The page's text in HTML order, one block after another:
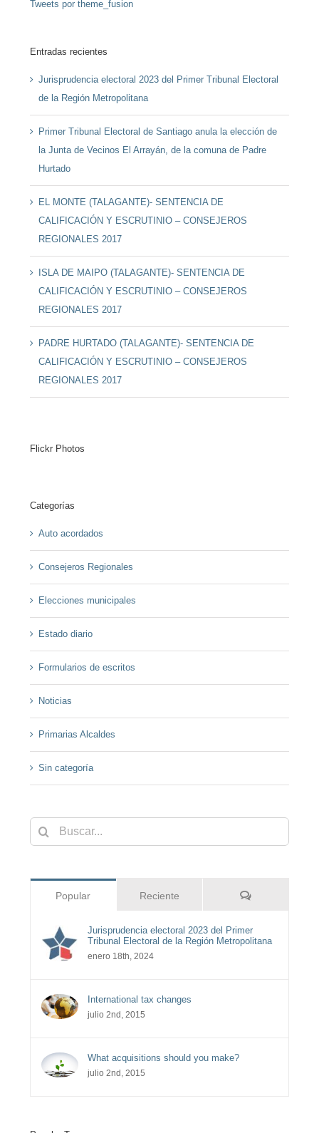
Tweets por theme_fusion
Entradas recientes
Jurisprudencia electoral 2023 del Primer Tribunal Electoral
de la Región Metropolitana
Primer Tribunal Electoral de Santiago anula la elección de
la Junta de Vecinos El Arrayán, de la comuna de Padre
Hurtado
EL MONTE (TALAGANTE)- SENTENCIA DE
CALIFICACIÓN Y ESCRUTINIO – CONSEJEROS
REGIONALES 2017
ISLA DE MAIPO (TALAGANTE)- SENTENCIA DE
CALIFICACIÓN Y ESCRUTINIO – CONSEJEROS
REGIONALES 2017
PADRE HURTADO (TALAGANTE)- SENTENCIA DE
CALIFICACIÓN Y ESCRUTINIO – CONSEJEROS
REGIONALES 2017
Flickr Photos
Categorías
Auto acordados
Consejeros Regionales
Elecciones municipales
Estado diario
Formularios de escritos
Noticias
Primarias Alcaldes
Sin categoría
Buscar:
Popular Reciente Comentarios
Jurisprudencia electoral 2023 del Primer
Tribunal Electoral de la Región Metropolitana
enero 18th, 2024
International tax changes
julio 2nd, 2015
What acquisitions should you make?
julio 2nd, 2015